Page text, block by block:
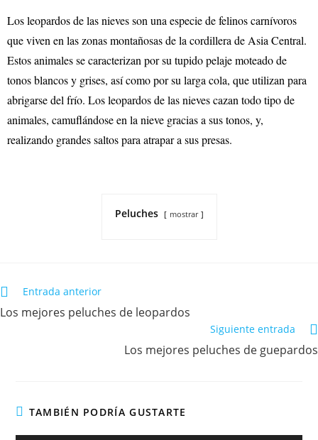
Los leopardos de las nieves son una especie de felinos carnívoros
que viven en las zonas montañosas de la cordillera de Asia Central.
Estos animales se caracterizan por su tupido pelaje moteado de
tonos blancos y grises, así como por su larga cola, que utilizan para
abrigarse del frío. Los leopardos de las nieves cazan todo tipo de
animales, camuflándose en la nieve gracias a sus tonos, y,
realizando grandes saltos para atrapar a sus presas.
Peluches mostrar
Entrada anterior
Los mejores peluches de leopardos
Siguiente entrada
Los mejores peluches de guepardos
TAMBIÉN PODRÍA GUSTARTE